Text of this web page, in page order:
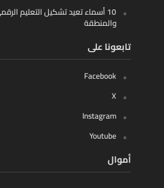
10 أسماء تعيد تشكيل التعليم
والمنطقة
تابعونا على
Facebook
X
Instagram
Youtube
أموال